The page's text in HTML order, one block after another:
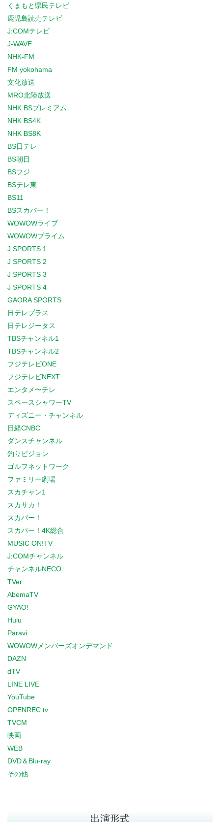
くまもと県民テレビ
鹿児島読売テレビ
J:COMテレビ
J-WAVE
NHK-FM
FM yokohama
文化放送
MRO北陸放送
NHK BSプレミアム
NHK BS4K
NHK BS8K
BS日テレ
BS朝日
BSフジ
BSテレ東
BS11
BSスカパー！
WOWOWライブ
WOWOWプライム
J SPORTS 1
J SPORTS 2
J SPORTS 3
J SPORTS 4
GAORA SPORTS
日テレプラス
日テレジータス
TBSチャンネル1
TBSチャンネル2
フジテレビONE
フジテレビNEXT
エンタメ〜テレ
スペースシャワーTV
ディズニー・チャンネル
日経CNBC
ダンスチャンネル
釣りビジョン
ゴルフネットワーク
ファミリー劇場
スカチャン1
スカサカ！
スカパー！
スカパー！4K総合
MUSIC ON!TV
J:COMチャンネル
チャンネルNECO
TVer
AbemaTV
GYAO!
Hulu
Paravi
WOWOWメンバーズオンデマンド
DAZN
dTV
LINE LIVE
YouTube
OPENREC.tv
TVCM
映画
WEB
DVD＆Blu-ray
その他
出演形式